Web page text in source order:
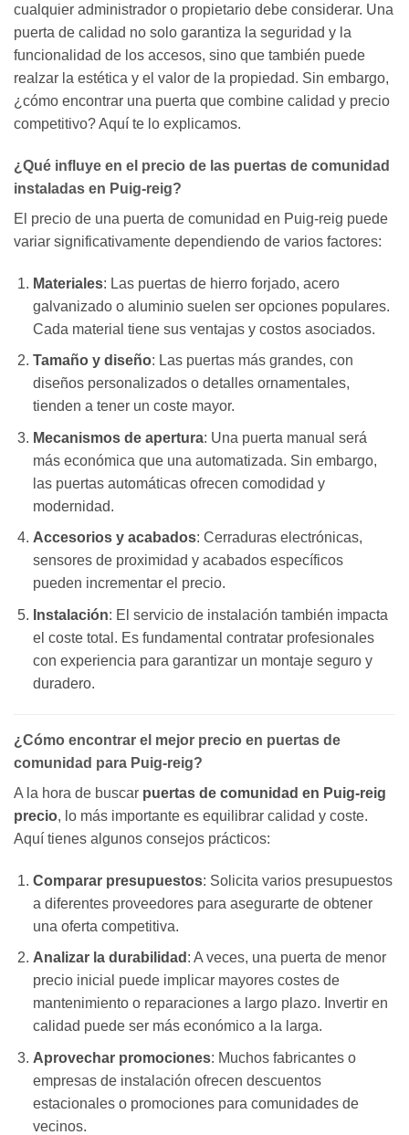
cualquier administrador o propietario debe considerar. Una
puerta de calidad no solo garantiza la seguridad y la
funcionalidad de los accesos, sino que también puede
realzar la estética y el valor de la propiedad. Sin embargo,
¿cómo encontrar una puerta que combine calidad y precio
competitivo? Aquí te lo explicamos.
¿Qué influye en el precio de las puertas de comunidad
instaladas en Puig-reig?
El precio de una puerta de comunidad en Puig-reig puede
variar significativamente dependiendo de varios factores:
Materiales: Las puertas de hierro forjado, acero
galvanizado o aluminio suelen ser opciones populares.
Cada material tiene sus ventajas y costos asociados.
Tamaño y diseño: Las puertas más grandes, con
diseños personalizados o detalles ornamentales,
tienden a tener un coste mayor.
Mecanismos de apertura: Una puerta manual será
más económica que una automatizada. Sin embargo,
las puertas automáticas ofrecen comodidad y
modernidad.
Accesorios y acabados: Cerraduras electrónicas,
sensores de proximidad y acabados específicos
pueden incrementar el precio.
Instalación: El servicio de instalación también impacta
el coste total. Es fundamental contratar profesionales
con experiencia para garantizar un montaje seguro y
duradero.
¿Cómo encontrar el mejor precio en puertas de
comunidad para Puig-reig?
A la hora de buscar puertas de comunidad en Puig-reig
precio, lo más importante es equilibrar calidad y coste.
Aquí tienes algunos consejos prácticos:
Comparar presupuestos: Solicita varios presupuestos
a diferentes proveedores para asegurarte de obtener
una oferta competitiva.
Analizar la durabilidad : A veces, una puerta de menor
precio inicial puede implicar mayores costes de
mantenimiento o reparaciones a largo plazo. Invertir en
calidad puede ser más económico a la larga.
Aprovechar promociones: Muchos fabricantes o
empresas de instalación ofrecen descuentos
estacionales o promociones para comunidades de
vecinos.